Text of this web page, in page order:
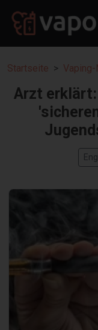
Startseite Vaping-
Arzt erklärt: